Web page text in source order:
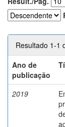
Resultado 1-1
Ano de
publicação
2019